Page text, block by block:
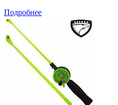
Подробнее